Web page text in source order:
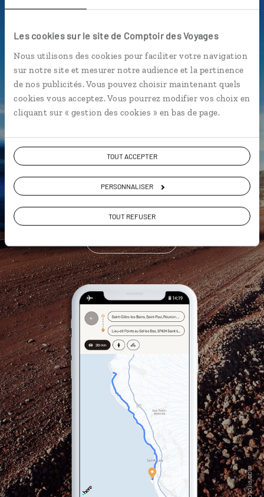
Les cookies sur le site de Comptoir des Voyages
Nous utilisons des cookies pour faciliter votre navigation
sur notre site et mesurer notre audience et la pertinence
de nos publicités. Vous pouvez choisir maintenant quels
cookies vous acceptez. Vous pourrez modifier vos choix en
cliquant sur « gestion des cookies » en bas de page.
TOUT ACCEPTER
PERSONNALISER
TOUT REFUSER
Réunion
L’itinéraire vers votre case créole
en 1 clic
Notre sélection de restaurants
pour un rougail
randonnée géolocalisés
L'album souvenirs à composer
vous-même